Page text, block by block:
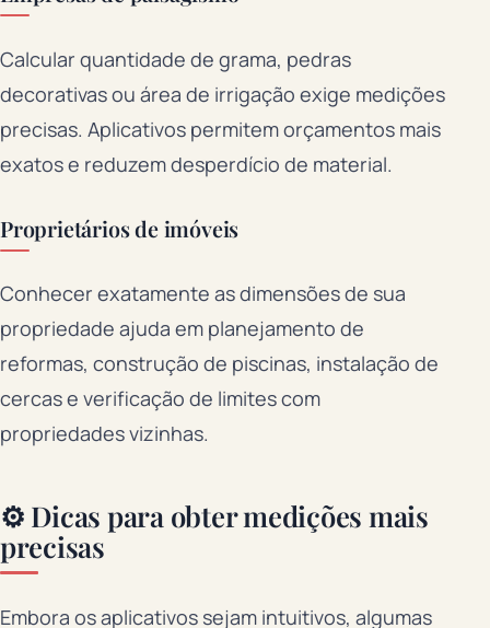
Calcular quantidade de grama, pedras
decorativas ou área de irrigação exige medições
precisas. Aplicativos permitem orçamentos mais
exatos e reduzem desperdício de material.
Proprietários de imóveis
Conhecer exatamente as dimensões de sua
propriedade ajuda em planejamento de
reformas, construção de piscinas, instalação de
cercas e verificação de limites com
propriedades vizinhas.
⚙️ Dicas para obter medições mais
precisas
Embora os aplicativos sejam intuitivos, algumas